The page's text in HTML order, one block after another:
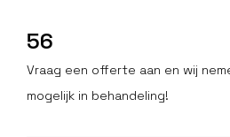
56
Vraag een offerte aan en wij
mogelijk in behandeling!